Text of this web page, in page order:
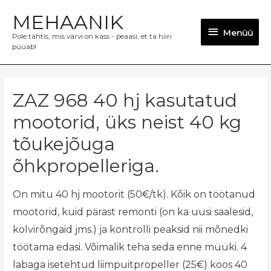
MEHAANIK
Pole tähtis, mis värvi on kass - peaasi, et ta hiiri
püüab!
Menüü
Menüü
ZAZ 968 40 hj kasutatud
mootorid, üks neist 40 kg
tõukejõuga
õhkpropelleriga.
On mitu 40 hj mootorit (50€/tk). Kõik on töötanud
mootorid, kuid pärast remonti (on ka uusi saalesid,
kolvirõngaid jms.) ja kontrolli peaksid nii mõnedki
töötama edasi. Võimalik teha seda enne müüki. 4
labaga isetehtud liimpuitpropeller (25€) koos 40